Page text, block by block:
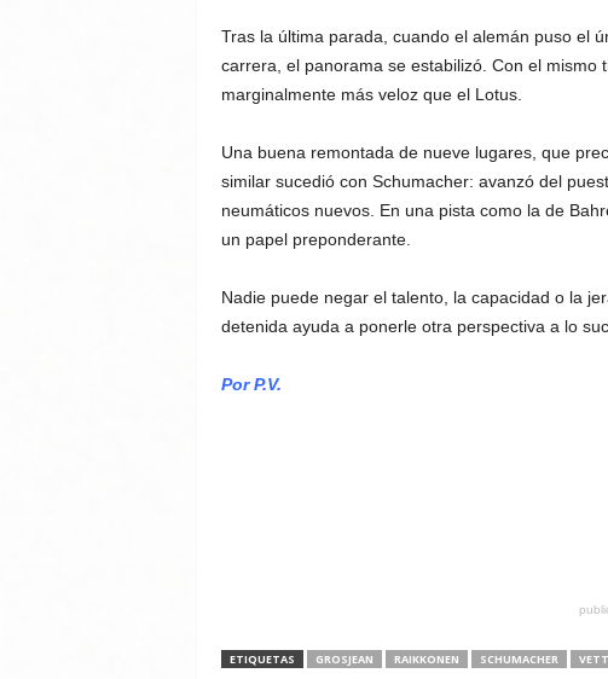
Tras la última parada, cuando el alemán puso el
carrera, el panorama se estabilizó. Con el mismo
marginalmente más veloz que el Lotus.
Una buena remontada de nueve lugares, que
similar sucedió con Schumacher: avanzó del
neumáticos nuevos. En una pista como la de
un papel preponderante.
Nadie puede negar el talento, la capacidad o la
detenida ayuda a ponerle otra perspectiva a lo
Por P.V.
ETIQUETAS GROSJEAN RAIKKONEN SCHUMACHER